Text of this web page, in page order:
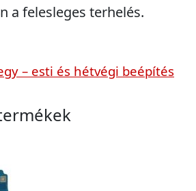
a felesleges terhelés.
– esti és hétvégi beépítés